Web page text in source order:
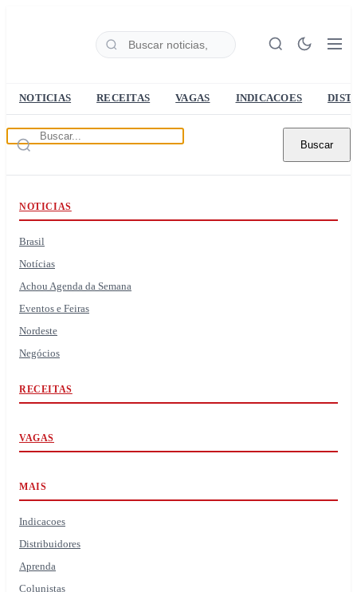
NOTICIAS RECEITAS VAGAS INDICACOES
Buscar
NOTICIAS
Brasil
Notícias
Achou Agenda da Semana
Eventos e Feiras
Nordeste
Negócios
RECEITAS
VAGAS
MAIS
Indicacoes
Distribuidores
Aprenda
Colunistas